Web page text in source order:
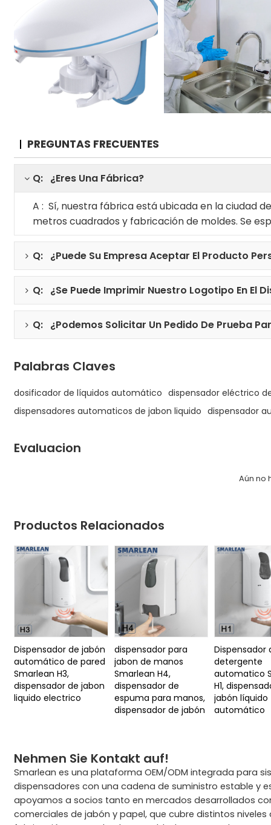
PREGUNTAS FRECUENTES
Q: ¿Eres Una Fábrica?
A : Sí, nuestra fábrica está ubicada en la ciudad
metros cuadrados y fabricación de moldes. Se
Q: ¿Puede Su Empresa Aceptar El Producto
Q: ¿Se Puede Imprimir Nuestro Logotipo En El
Q: ¿Podemos Solicitar Un Pedido De Prueba
Palabras Claves
dosificador de líquidos automático dispensador eléctrico
dispensadores automaticos de jabon liquido dispensador
Evaluacion
Aún no
Productos Relacionados
Dispensador de jabón
automático de pared
Smarlean H3,
dispensador de jabon
liquido electrico
dispensador para
jabon de manos
Smarlean H4,
dispensador de
espuma para manos,
dispensador de jabón
Dispensador
detergente
automatico
H1,
jabón líquido
automático
Nehmen Sie Kontakt auf!
Smarlean es una plataforma OEM/ODM integrada para
dispensadores con una cadena de suministro estable y
apoyamos a socios tanto en mercados desarrollados
comerciales de jabón y papel, que cubre distintos